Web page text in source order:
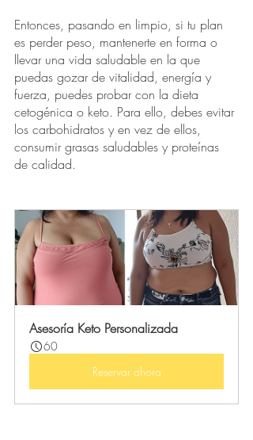
Entonces, pasando en limpio, si tu plan
es perder peso, mantenerte en forma o
llevar una vida saludable en la que
puedas gozar de vitalidad, energía y
fuerza, puedes probar con la dieta
cetogénica o keto. Para ello, debes evitar
los carbohidratos y en vez de ellos,
consumir grasas saludables y proteínas
de calidad.
Asesoría Keto Personalizada
60
Reservar ahora